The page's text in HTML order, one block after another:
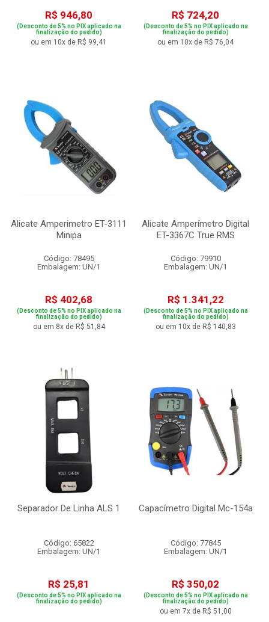
R$ 946,80
(Desconto de 5% no PIX aplicado na
finalização do pedido)
ou em 10x de R$ 99,41
R$ 724,20
(Desconto de 5% no PIX aplicado na
finalização do pedido)
ou em 10x de R$ 76,04
Alicate Amperimetro ET-3111
Minipa
Código: 78495
Embalagem: UN/1
R$ 402,68
(Desconto de 5% no PIX aplicado na
finalização do pedido)
ou em 8x de R$ 51,84
Alicate Amperímetro Digital
ET-3367C True RMS
Código: 79910
Embalagem: UN/1
R$ 1.341,22
(Desconto de 5% no PIX aplicado na
finalização do pedido)
ou em 10x de R$ 140,83
Separador De Linha ALS 1
Código: 65822
Embalagem: UN/1
R$ 25,81
(Desconto de 5% no PIX aplicado na
finalização do pedido)
Capacímetro Digital Mc-154a
Código: 77845
Embalagem: UN/1
R$ 350,02
(Desconto de 5% no PIX aplicado na
finalização do pedido)
ou em 7x de R$ 51,00